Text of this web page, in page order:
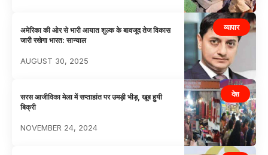
व्यापार
अमेरिका की ओर से भारी आयात शुल्क के बावजूद तेज विकास
जारी रखेगा भारत: सान्याल
AUGUST 30, 2025
देश
सरस आजीविका मेला में सप्ताहांत पर उमड़ी भीड़, खूब हुयी
बिक्री
NOVEMBER 24, 2024